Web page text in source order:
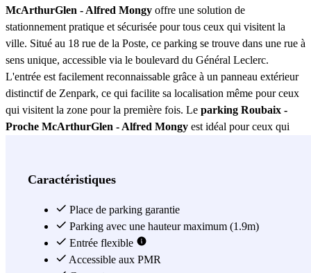
McArthurGlen - Alfred Mongy offre une solution de
stationnement pratique et sécurisée pour tous ceux qui visitent la
ville. Situé au 18 rue de la Poste, ce parking se trouve dans une rue à
sens unique, accessible via le boulevard du Général Leclerc.
L'entrée est facilement reconnaissable grâce à un panneau extérieur
distinctif de Zenpark, ce qui facilite sa localisation même pour ceux
qui visitent la zone pour la première fois. Le parking Roubaix -
Proche McArthurGlen - Alfred Mongy est idéal pour ceux qui
destination de shopping en fait une option privilégiée pour les
emplacement stratégique permet un accès rapide à d'autres
attractions locales, ce qui le rend parfait pour les touristes et les
résidents. Ceparking Roubaix - Proche McArthurGlen - Alfred
se distingue non seulement par son emplacement privilégié,
Caractéristiques
Place de parking garantie
Parking avec une hauteur maximum (1.9m)
Entrée flexible
Accessible aux PMR